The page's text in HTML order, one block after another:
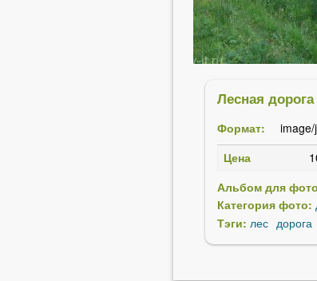
Лесная дорога
Формат:
Цена
Альбом для
Категория фото:
Тэги: лес дорога